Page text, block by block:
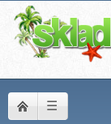
☰